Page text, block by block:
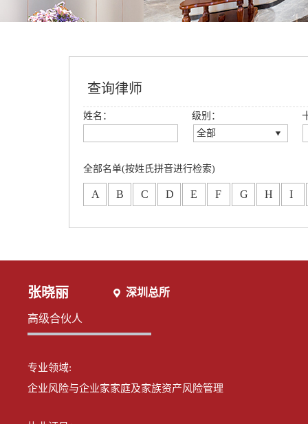
查询律师
姓名：
级别：
全部
创始合伙人
高级合伙人
全部名单(按姓氏拼音进行检索)
A B C D E F G H I
张晓丽 深圳总所
高级合伙人
专业领域:
企业风险与企业家家庭及家族资产风险管理